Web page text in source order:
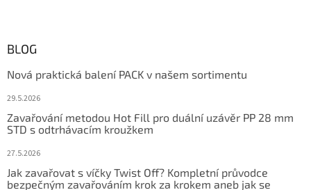
BLOG
Nová praktická balení PACK v našem sortimentu
29.5.2026
Zavařování metodou Hot Fill pro duální uzávěr PP 28 mm
STD s odtrhávacím kroužkem
27.5.2026
Jak zavařovat s víčky Twist Off? Kompletní průvodce
bezpečným zavařováním krok za krokem aneb jak se